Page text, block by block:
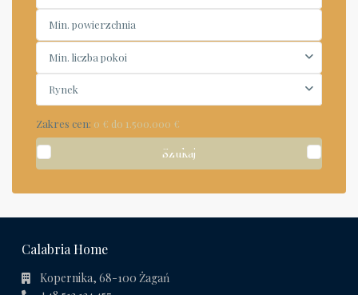
Min. liczba pokoi
Rynek
Zakres cen: 0 € do 1.500.000 €
Szukaj
Calabria Home
Kopernika, 68-100 Żagań